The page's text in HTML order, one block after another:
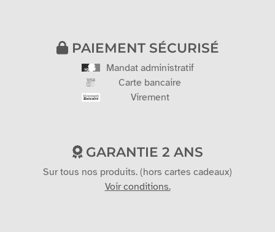
PAIEMENT SÉCURISÉ
Mandat administratif
Carte bancaire
Virement
GARANTIE 2 ANS
Sur tous nos produits. (hors cartes cadeaux)
Voir conditions.